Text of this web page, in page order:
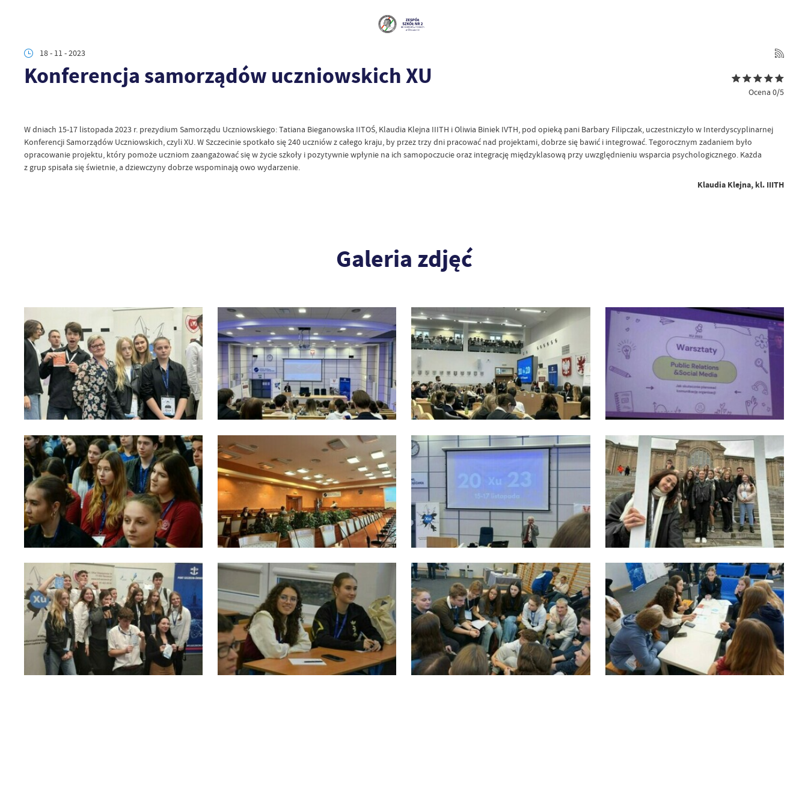
18 - 11 - 2023
Konferencja samorządów uczniowskich XU
Ocena 0/5
W dniach 15-17 listopada 2023 r. prezydium Samorządu Uczniowskiego: Tatiana Bieganowska IITOŚ, Klaudia Klejna IIITH i Oliwia Biniek IVTH, pod opieką pani Barbary Filipczak, uczestniczyło w Interdyscyplinarnej
Konferencji Samorządów Uczniowskich, czyli XU. W Szczecinie spotkało się 240 uczniów z całego kraju, by przez trzy dni pracować nad projektami, dobrze się bawić i integrować. Tegorocznym zadaniem było
opracowanie projektu, który pomoże uczniom zaangażować się w życie szkoły i pozytywnie wpłynie na ich samopoczucie oraz integrację międzyklasową przy uwzględnieniu wsparcia psychologicznego. Każda
z grup spisała się świetnie, a dziewczyny dobrze wspominają owo wydarzenie.
Klaudia Klejna, kl. IIITH
Galeria zdjęć